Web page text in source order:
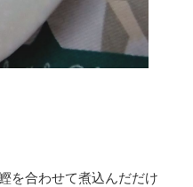
を合わせて煮込んだだけ